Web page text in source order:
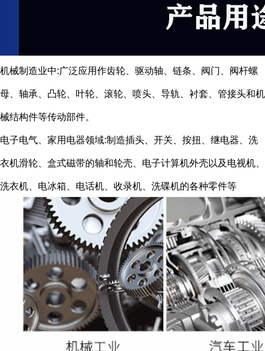
机械制造业中:广泛应用作齿轮、驱动轴、链条、阀门、阀杆螺
母、轴承、凸轮、叶轮、滚轮、喷头、导轨、衬套、管接头和机
械结构件等传动部件。
电子电气、家用电器领域:制造插头、开关、按扭、继电器、洗
衣机滑轮、盒式磁带的轴和轮壳、电子计算机外壳以及电视机、
洗衣机、电冰箱、电话机、收录机、洗碟机的各种零件等